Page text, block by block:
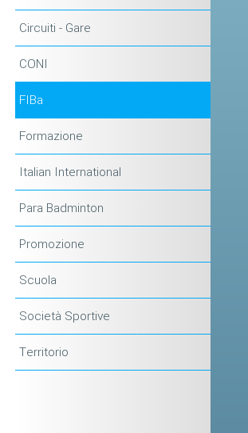
Circuiti - Gare
CONI
FIBa
Formazione
Italian International
Para Badminton
Promozione
Scuola
Società Sportive
Territorio